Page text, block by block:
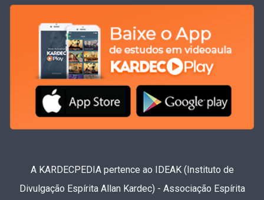
A KARDECPEDIA pertence ao IDEAK (Instituto de
Divulgação Espírita Allan Kardec) - Associação Espírita